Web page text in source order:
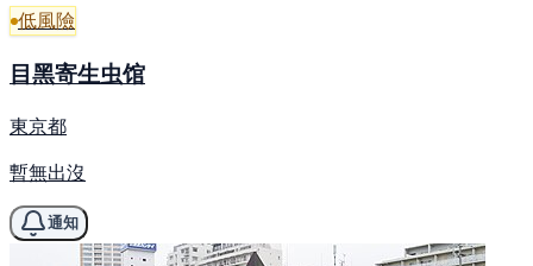
低風險
目黑寄生虫馆
東京都
暫無出沒
通知